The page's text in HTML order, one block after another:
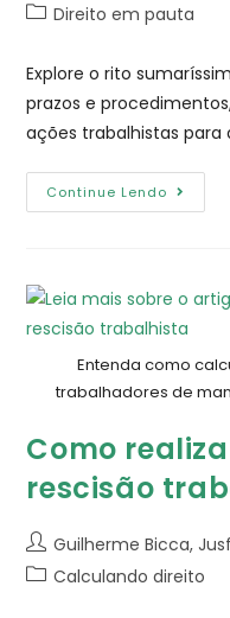
Direito em pauta
Explore o rito
prazos e
ações trabalhistas para
Continue Lendo
Entenda como
trabalhadores de
Como
rescisão
Guilherme Bicca,
Calculando direito